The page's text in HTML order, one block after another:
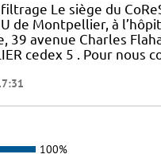
Le siège du
de Montpellier, à
39 avenue Charles
cedex 5 . Pour nous
100%